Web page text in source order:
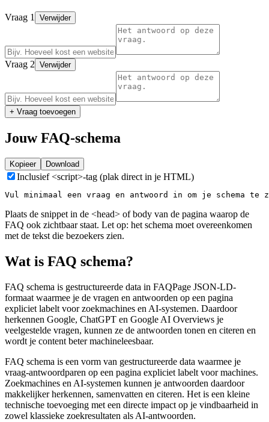
Vraag 1 Verwijder
Vraag 2 Verwijder
+ Vraag toevoegen
Jouw FAQ-schema
Kopieer Download
Inclusief <script>-tag (plak direct in je HTML)
Vul minimaal een vraag en antwoord in om je schema te
Plaats de snippet in de <head> of body van de pagina waarop de
FAQ ook zichtbaar staat. Let op: het schema moet overeenkomen
met de tekst die bezoekers zien.
Wat is FAQ schema?
FAQ schema is gestructureerde data in FAQPage JSON-LD-
formaat waarmee je de vragen en antwoorden op een pagina
expliciet labelt voor zoekmachines en AI-systemen. Daardoor
herkennen Google, ChatGPT en Google AI Overviews je
veelgestelde vragen, kunnen ze de antwoorden tonen en citeren en
wordt je content beter machineleesbaar.
FAQ schema is een vorm van gestructureerde data waarmee je
vraag-antwoordparen op een pagina expliciet labelt voor machines.
Zoekmachines en AI-systemen kunnen je antwoorden daardoor
makkelijker herkennen, samenvatten en citeren. Het is een kleine
technische toevoeging met een directe impact op je vindbaarheid in
zowel klassieke zoekresultaten als AI-antwoorden.